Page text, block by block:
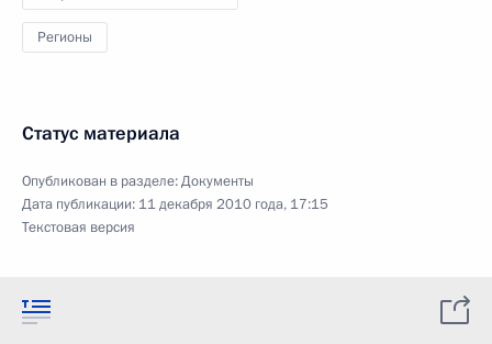
Регионы
Статус материала
Опубликован в разделе:Документы
Дата публикации: 11 декабря 2010 года, 17:15
Текстовая версия